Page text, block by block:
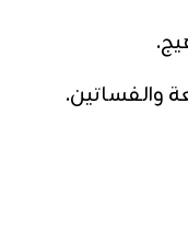
والفساتين.